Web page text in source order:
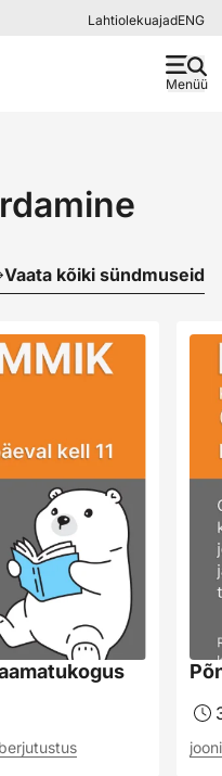
LahtiolekuajadENG
Menüü
Vaata kõiki sündmuseid